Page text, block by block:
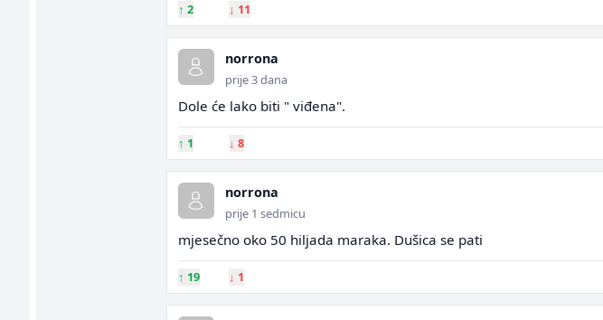
↑ 2 ↓ 11
norrona
prije 3 dana
Dole će lako biti " viđena".
↑ 1 ↓ 8
norrona
prije 1 sedmicu
mjesečno oko 50 hiljada maraka. Dušica se pati
↑ 19 ↓ 1